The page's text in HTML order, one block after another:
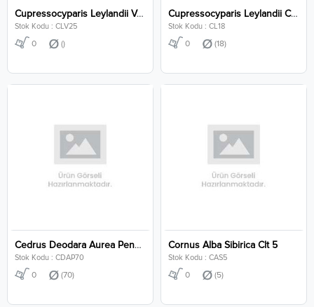
Cupressocyparis Leylandii Variegata 100-125 Cm
Stok Kodu : CLV25
0 ()
Cupressocyparis Leylandii Clt 18
Stok Kodu : CL18
0 (18)
Cedrus Deodara Aurea Pendula Clt 70
Stok Kodu : CDAP70
0 (70)
Cornus Alba Sibirica Clt 5
Stok Kodu : CAS5
0 (5)